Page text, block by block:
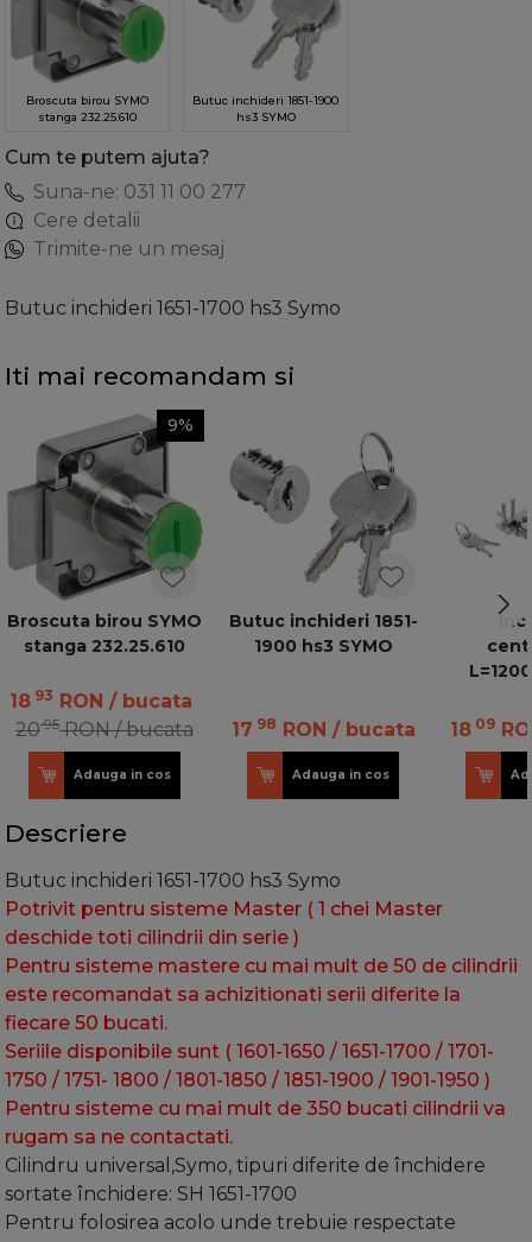
Broscuta birou SYMO
stanga 232.25.610
Butuc inchideri 1851-1900
hs3 SYMO
Cum te putem ajuta?
Suna-ne: 031 11 00 277
Cere detalii
Trimite-ne un mesaj
Butuc inchideri 1651-1700 hs3 Symo
Iti mai recomandam si
9%
Broscuta birou SYMO
stanga 232.25.610
18 93 RON / bucata
2095 RON / bucata
Adauga in cos
Butuc inchideri 1851-
1900 hs3 SYMO
17 98 RON / bucata
Adauga in cos
18 09
Descriere
Butuc inchideri 1651-1700 hs3 Symo
Potrivit pentru sisteme Master ( 1 chei Master
deschide toti cilindrii din serie )
Pentru sisteme mastere cu mai mult de 50 de cilindrii
este recomandat sa achizitionati serii diferite la
fiecare 50 bucati.
Seriile disponibile sunt ( 1601-1650 / 1651-1700 / 1701-
1750 / 1751- 1800 / 1801-1850 / 1851-1900 / 1901-1950 )
Pentru sisteme cu mai mult de 350 bucati cilindrii va
rugam sa ne contactati.
Cilindru universal,Symo, tipuri diferite de închidere
sortate închidere: SH 1651-1700
Pentru folosirea acolo unde trebuie respectate